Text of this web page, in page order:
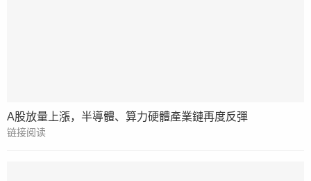
A股放量上漲，半導體、算力硬體產業鏈再度反彈
链接阅读